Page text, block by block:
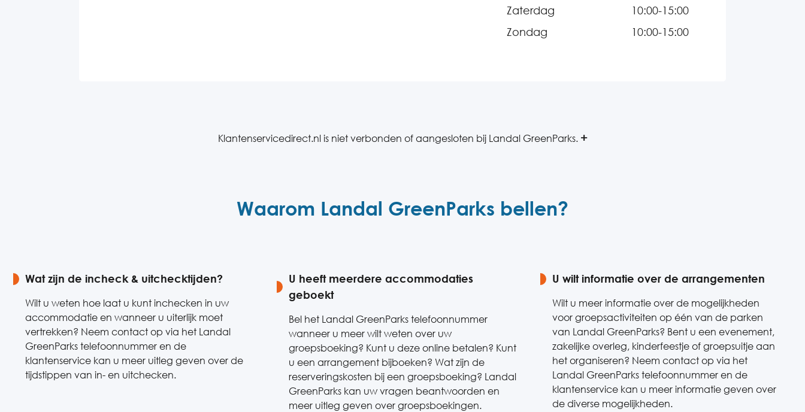
Zaterdag
10:00-15:00
Zondag
10:00-15:00
Klantenservicedirect.nl is niet verbonden of aangesloten bij Landal GreenParks.
Waarom Landal GreenParks bellen?
Wat zijn de incheck & uitchecktijden?
Wilt u weten hoe laat u kunt inchecken in uw
accommodatie en wanneer u uiterlijk moet
vertrekken? Neem contact op via het Landal
GreenParks telefoonnummer en de
klantenservice kan u meer uitleg geven over de
tijdstippen van in- en uitchecken.
U heeft meerdere accommodaties
geboekt
Bel het Landal GreenParks telefoonnummer
wanneer u meer wilt weten over uw
groepsboeking? Kunt u deze online betalen? Kunt
u een arrangement bijboeken? Wat zijn de
reserveringskosten bij een groepsboeking? Landal
GreenParks kan uw vragen beantwoorden en
meer uitleg geven over groepsboekingen.
U wilt informatie over de arrangementen
Wilt u meer informatie over de mogelijkheden
voor groepsactiviteiten op één van de parken
van Landal GreenParks? Bent u een evenement,
zakelijke overleg, kinderfeestje of groepsuitje aan
het organiseren? Neem contact op via het
Landal GreenParks telefoonnummer en de
klantenservice kan u meer informatie geven over
de diverse mogelijkheden.